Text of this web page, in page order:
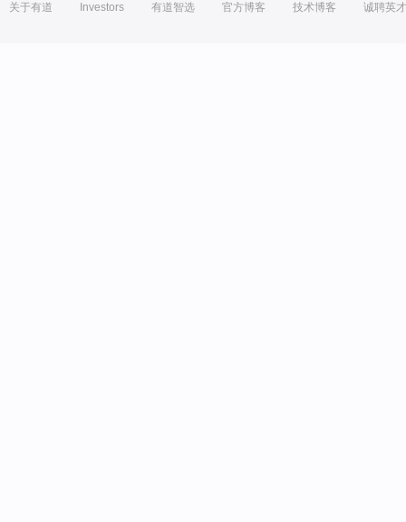
关于有道 Investors 有道智选 官方博客 技术博客 诚聘英才